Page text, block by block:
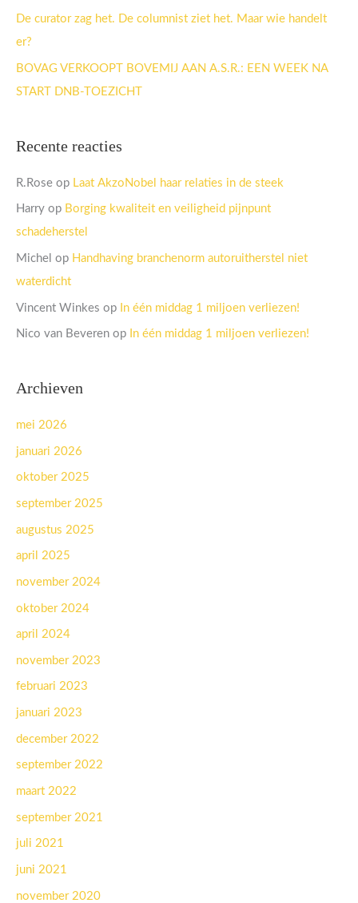
De curator zag het. De columnist ziet het. Maar wie handelt
er?
BOVAG VERKOOPT BOVEMIJ AAN A.S.R.: EEN WEEK NA
START DNB-TOEZICHT
Recente reacties
R.Rose op Laat AkzoNobel haar relaties in de steek
Harry op Borging kwaliteit en veiligheid pijnpunt
schadeherstel
Michel op Handhaving branchenorm autoruitherstel niet
waterdicht
Vincent Winkes op In één middag 1 miljoen verliezen!
Nico van Beveren op In één middag 1 miljoen verliezen!
Archieven
mei 2026
januari 2026
oktober 2025
september 2025
augustus 2025
april 2025
november 2024
oktober 2024
april 2024
november 2023
februari 2023
januari 2023
december 2022
september 2022
maart 2022
september 2021
juli 2021
juni 2021
november 2020